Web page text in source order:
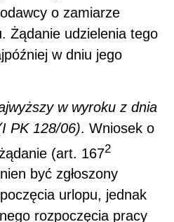
o zamiarze
Żądanie udzielenia tego
w dniu jego
w wyroku z dnia
PK 128/06). Wniosek o
(art. 1672
być zgłoszony
urlopu, jednak
rozpoczęcia pracy